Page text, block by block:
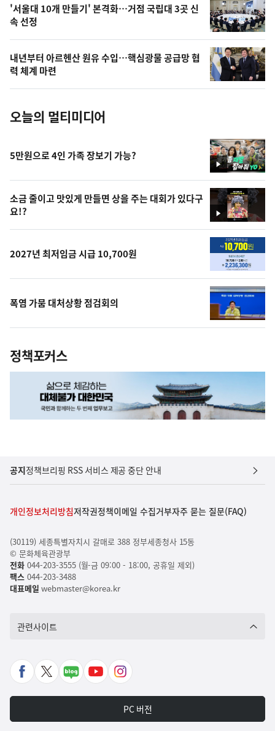
오
늘
사
진
'서울대 10개 만들기' 본격화…거점 국립대 3곳 신
속 선정
내년부터 아르헨산 원유 수입…핵심광물 공급망 협
력 체계 마련
오늘의 멀티미디어
영
상
5만원으로 4인 가족 장보기 가능?
영
상
소금 줄이고 맛있게 만들면 상을 주는 대회가 있다구
요!?
2027년 최저임금 시급 10,700원
폭염 가뭄 대처상황 점검회의
정책포커스
공지정책브리핑 RSS 서비스 제공 중단 안내
개인정보처리방침저작권정책이메일 수집거부자주 묻는 질문(FAQ)
(30119) 세종특별자치시 갈매로 388 정부세종청사 15동
© 문화체육관광부
전화044-203-3555 (월-금 09:00 - 18:00, 공휴일 제외)
팩스044-203-3488
대표메일 webmaster@korea.kr
관련사이트
페
북
X
가
네
포
유
바
인
타
그
PC 버전